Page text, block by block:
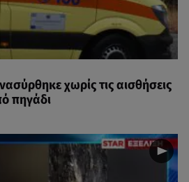
χωρίς τις αισθήσεις
πηγάδι